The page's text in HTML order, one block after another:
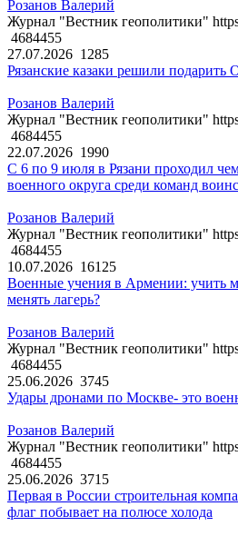
Розанов Валерий
Журнал "Вестник геополитики"
4684455
27.07.2026 1285
Рязанские казаки решили подарить
Розанов Валерий
Журнал "Вестник геополитики"
4684455
22.07.2026 1990
С 6 по 9 июля в Рязани проходил
военного округа среди команд
Розанов Валерий
Журнал "Вестник геополитики"
4684455
10.07.2026 16125
Военные учения в Армении: учить
менять лагерь?
Розанов Валерий
Журнал "Вестник геополитики"
4684455
25.06.2026 3745
Удары дронами по Москве- это
Розанов Валерий
Журнал "Вестник геополитики"
4684455
25.06.2026 3715
Первая в России строительная
флаг побывает на полюсе холода